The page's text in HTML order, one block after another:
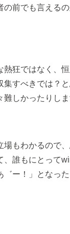
の前でも言える
熱狂ではなく、
集すべきでは？
しかったりしま
場もわかるので
、誰もにとって
ー！」となった